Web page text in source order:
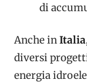
di
Anche inItalia
diversi
energia